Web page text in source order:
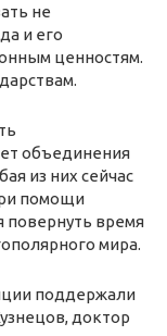
не
и его
ценностям.
объединения
из них сейчас
помощи
повернуть время
мира.
поддержали
доктор